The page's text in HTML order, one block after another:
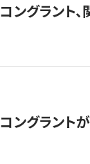
コングラント
コングラント